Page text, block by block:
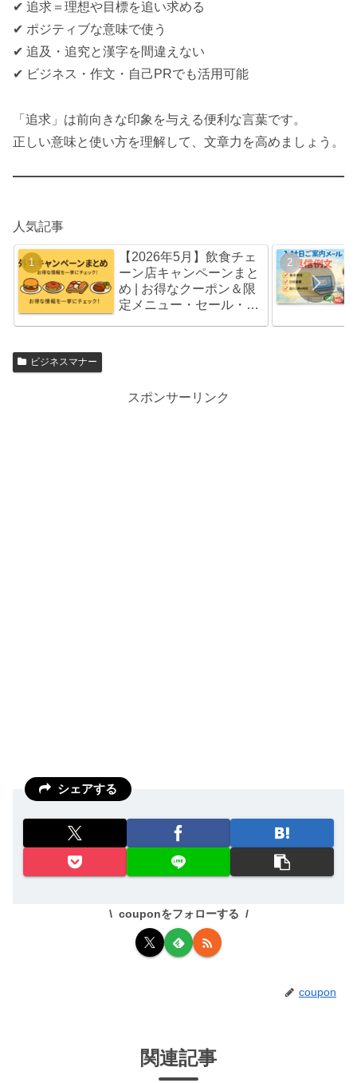
✔ 追求＝理想や目標を追い求める
✔ ポジティブな意味で使う
✔ 追及・追究と漢字を間違えない
✔ ビジネス・作文・自己PRでも活用可能
「追求」は前向きな印象を与える便利な言葉です。
正しい意味と使い方を理解して、文章力を高めましょう。
人気記事
【2026年5月】飲食チェ
ーン店キャンペーンまと
め | お得なクーポン＆限
定メニュー・セール・福
ビジネスマナー
スポンサーリンク
シェアする
couponをフォローする
coupon
関連記事